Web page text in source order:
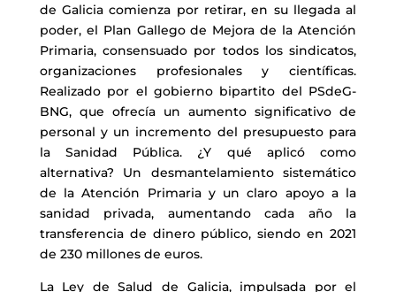
de Galicia comienza por retirar, en su llegada al
poder, el Plan Gallego de Mejora de la Atención
Primaria, consensuado por todos los sindicatos,
organizaciones profesionales y científicas.
Realizado por el gobierno bipartito del PSdeG-
BNG, que ofrecía un aumento significativo de
personal y un incremento del presupuesto para
la Sanidad Pública. ¿Y qué aplicó como
alternativa? Un desmantelamiento sistemático
de la Atención Primaria y un claro apoyo a la
sanidad privada, aumentando cada año la
transferencia de dinero público, siendo en 2021
de 230 millones de euros.
La Ley de Salud de Galicia, impulsada por el